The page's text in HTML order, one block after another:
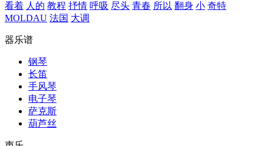
看着 人的 教程 抒情 呼吸 尽头 青春 所以 翻身 小 奇特
MOLDAU 法国 大调
器乐谱
钢琴
长笛
手风琴
电子琴
萨克斯
葫芦丝